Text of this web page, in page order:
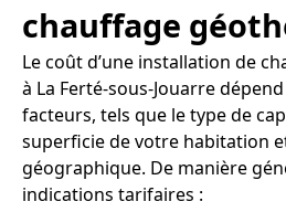
chauffage
Le coût d’une installation de
à La Ferté-sous-Jouarre
facteurs, tels que le type de
superficie de votre habitation
géographique. De manière
indications tarifaires :